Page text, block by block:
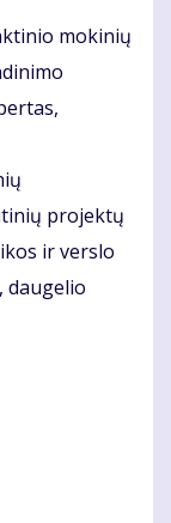
mokinių
projektų
ir verslo
daugelio